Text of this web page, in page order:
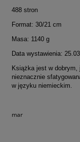
488 stron
Format: 30/21 cm
Masa: 1140 g
Data wystawienia:
Książka jest w dobrym,
nieznacznie
w języku niemieckim.
mar